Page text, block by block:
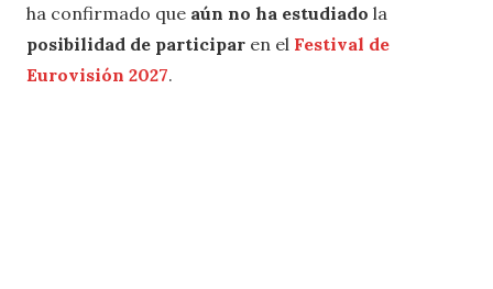
ha confirmado que aún no ha estudiado la
posibilidad de participar en el Festival de
Eurovisión 2027.